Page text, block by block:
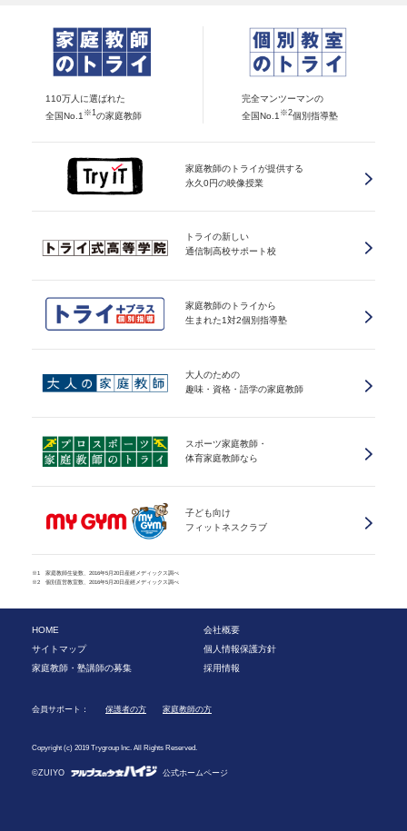
110万人に選ばれた
全国No.1 ※1 の家庭教師
完全マンツーマンの
全国No.1 ※2個別指導塾
家庭教師のトライが提供する
永久0円の映像授業
トライの新しい
通信制高校サポート校
家庭教師のトライから
生まれた1対2個別指導塾
大人のための
趣味・資格・語学の家庭教師
スポーツ家庭教師・
体育家庭教師なら
子ども向け
フィットネスクラブ
※1 家庭教師生徒数、2016年5月20日産經メディックス調べ
※2 個別直営教室数、2016年5月20日産經メディックス調べ
HOME
会社概要
サイトマップ
個人情報保護方針
家庭教師・塾講師の募集
採用情報
会員サポート： 保護者の方 家庭教師の方
Copyright (c) 2019 Trygroup Inc. All Rights Reserved.
©ZUIYO 公式ホームページ